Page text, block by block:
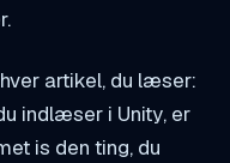
artikel, du læser:
indlæser i Unity, er
is den ting, du